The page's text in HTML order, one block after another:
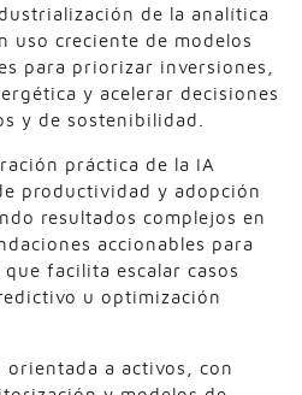
de la analítica
uso creciente de modelos
para priorizar inversiones,
y acelerar decisiones
y de sostenibilidad.
práctica de la IA
productividad y adopción
resultados complejos en
accionables para
facilita escalar casos
u optimización
a activos, con